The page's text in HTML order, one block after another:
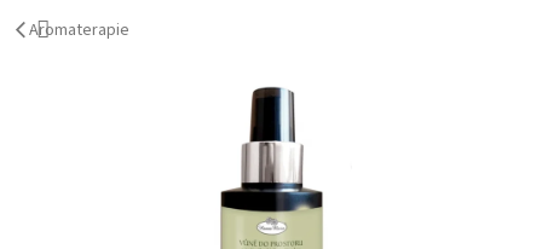
Aromaterapie